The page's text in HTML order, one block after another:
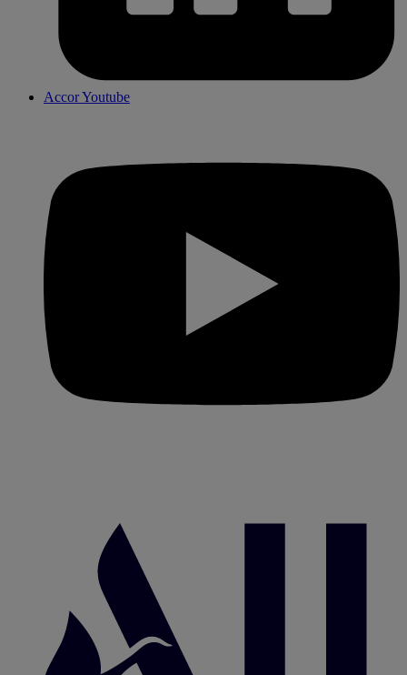
Accor Youtube